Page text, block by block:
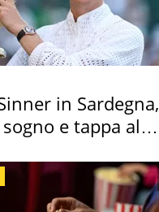
in Sardegna,
e tappa al